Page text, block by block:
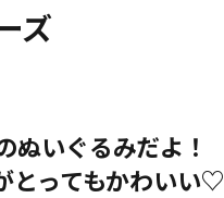
ズ
いぐるみだよ！
とってもかわいい♡